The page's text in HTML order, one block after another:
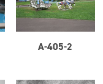
A-405-2